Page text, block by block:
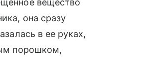
вещество
она сразу
в ее руках,
порошком,